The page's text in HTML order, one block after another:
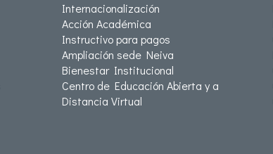
Internacionalización
Acción Académica
Instructivo para pagos
Ampliación sede Neiva
Bienestar Institucional
Centro de Educación Abierta y a
Distancia Virtual